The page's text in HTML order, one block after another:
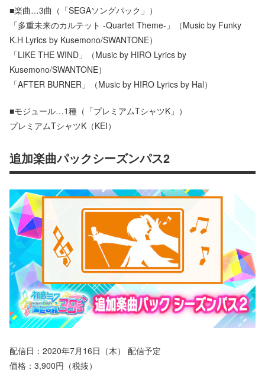
■楽曲…3曲（「SEGAソングパック」）
「多重未来のカルテット -Quartet Theme-」（Music by Funky
K.H Lyrics by Kusemono/SWANTONE）
「LIKE THE WIND」（Music by HIRO Lyrics by
Kusemono/SWANTONE）
「AFTER BURNER」（Music by HIRO Lyrics by Hal）
■モジュール…1種（「プレミアムTシャツK」）
プレミアムTシャツK（KEI）
追加楽曲パックシーズンパス2
配信日：2020年7月16日（木） 配信予定
価格：3,900円（税抜）